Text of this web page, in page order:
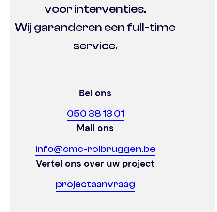
voor interventies.
Wij garanderen een full-time
service.
Bel ons
050 38 13 01
Mail ons
info@cmc-rolbruggen.be
Vertel ons over uw project
projectaanvraag